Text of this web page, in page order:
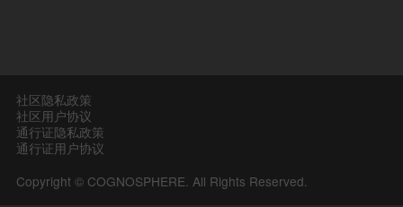
社区隐私政策
社区用户协议
通行证隐私政策
通行证用户协议
Copyright © COGNOSPHERE. All Rights Reserved.